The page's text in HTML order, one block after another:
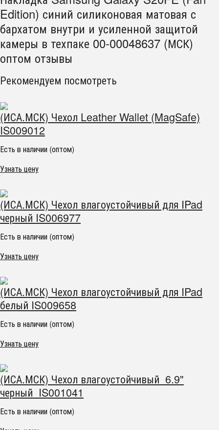
Edition) синий силиконовая матовая с
бархатом внутри и усиленной защитой
камеры в техпаке 00-00048637 (МСК)
оптом отзывы
Рекомендуем посмотреть
(ИСА.МСК) Чехол Leather Wallet (MagSafe)
IS009012
Есть в наличии (оптом)
Узнать цену
(ИСА.МСК) Чехол влагоустойчивый для IPad
черный IS006977
Есть в наличии (оптом)
Узнать цену
(ИСА.МСК) Чехол влагоустойчивый для IPad
белый IS009658
Есть в наличии (оптом)
Узнать цену
(ИСА.МСК) Чехол влагоустойчивый 6.9"
черный IS001041
Есть в наличии (оптом)